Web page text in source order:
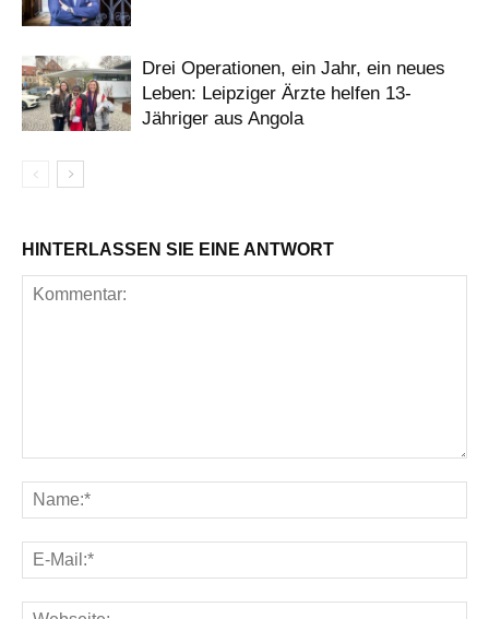
Drei Operationen, ein Jahr, ein neues
Leben: Leipziger Ärzte helfen 13-
Jähriger aus Angola
HINTERLASSEN SIE EINE ANTWORT